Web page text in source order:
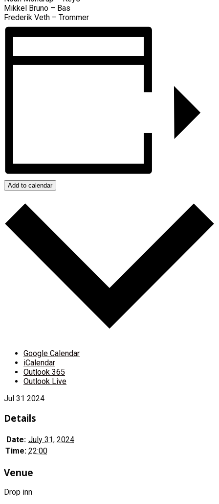
Mikkel Bruno – Bas
Frederik Veth – Trommer
Add to calendar
Google Calendar
iCalendar
Outlook 365
Outlook Live
Jul 31 2024
Details
Date: July 31, 2024
Time: 22:00
Venue
Drop inn